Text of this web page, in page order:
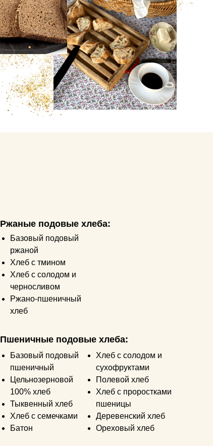
Хлеб с солодом и
сухофруктами
Полевой хлеб
Хлеб с проростками
пшеницы
Деревенский хлеб
Ореховый хлеб
Базовый подовый
пшеничный
Цельнозерновой
100% хлеб
Тыквенный хлеб
Хлеб с семечками
Батон
Ржаные подовые хлеба:
Базовый подовый
ржаной
Хлеб с тмином
Хлеб с солодом и
черносливом
Ржано-пшеничный
хлеб
Пшеничные подовые хлеба:
Базовый подовый
пшеничный
Цельнозерновой
100% хлеб
Тыквенный хлеб
Хлеб с солодом и
сухофруктами
Хлеб с семечками
Полевой хлеб
Хлеб с проростками